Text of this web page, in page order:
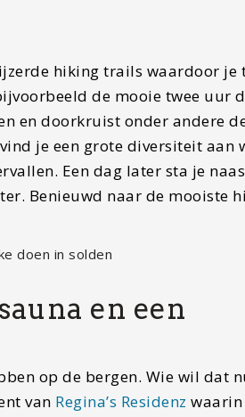
hiking trails waardoor je
de mooie twee uur
en doorkruist onder andere
je een grote diversiteit aan
Een dag later sta je
Benieuwd naar de mooiste
en een
op de bergen. Wie wil dat
van Regina’s Residenz waarin